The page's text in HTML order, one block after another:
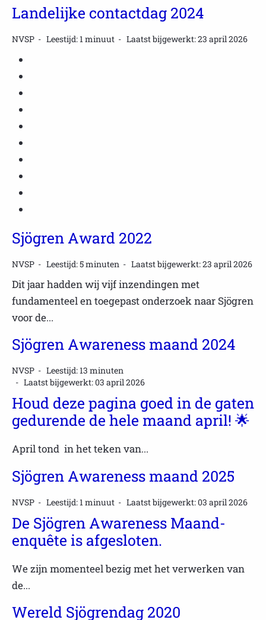
Landelijke contactdag 2024
NVSP Leestijd: 1 minuut Laatst bijgewerkt: 23 april 2026
Sjögren Award 2022
NVSP Leestijd: 5 minuten Laatst bijgewerkt: 23 april 2026
Dit jaar hadden wij vijf inzendingen met
fundamenteel en toegepast onderzoek naar Sjögren
voor de...
Sjögren Awareness maand 2024
NVSP
Leestijd: 13 minuten
Laatst bijgewerkt: 03 april 2026
Houd deze pagina goed in de gaten
gedurende de hele maand april! 🌟
April tond in het teken van...
Sjögren Awareness maand 2025
NVSP Leestijd: 1 minuut Laatst bijgewerkt: 03 april 2026
De Sjögren Awareness Maand-
enquête is afgesloten.
We zijn momenteel bezig met het verwerken van
de...
Wereld Sjögrendag 2020